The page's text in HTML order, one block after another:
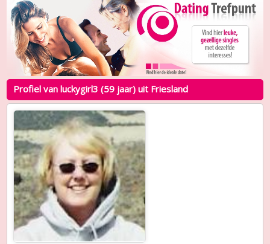
Profiel van luckygirl3 (59 jaar) uit Friesland